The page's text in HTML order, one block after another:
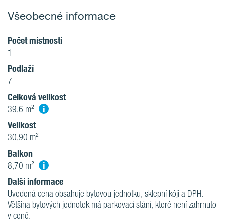
Všeobecné informace
Počet místností
1
Podlaží
7
Celková velikost
39,6 m² i
Velikost
30,90 m²
Balkon
8,70 m² i
Další informace
Uvedená cena obsahuje bytovou jednotku, sklepní kóji a DPH.
Většina bytových jednotek má parkovací stání, které není zahrnuto
v ceně.